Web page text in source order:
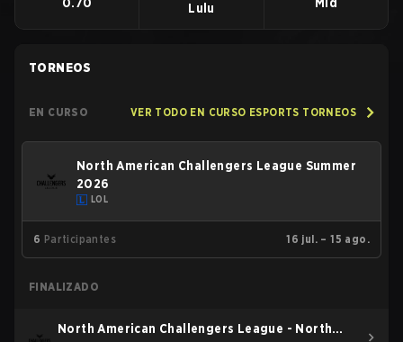
Lulu
TORNEOS
EN CURSO VER TODO EN CURSO ESPORTS TORNEOS
North American Challengers League Summer
2026
LOL
6 Participantes 16 jul. – 15 ago.
FINALIZADO
North American Challengers League - North